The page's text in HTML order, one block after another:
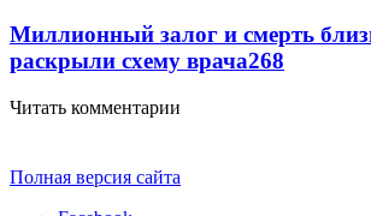
Миллионный залог и смерть
раскрыли схему врача268
Читать комментарии
Полная версия сайта